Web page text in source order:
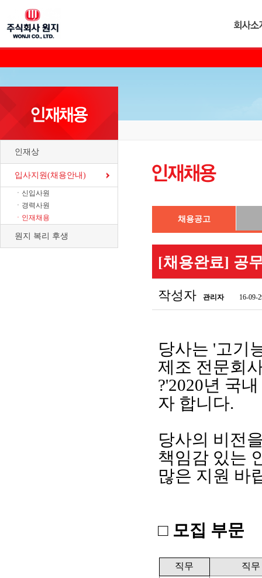
인재상
입사지원(채용안내)
ㆍ신입사원
ㆍ경력사원
ㆍ인재채용
원지 복리 후생
채용공고
[채용완료] 공
작성자 관리자 16-09-
당사는 '고기
제조 전문회
?'2020년 국
자 합니다.
당사의 비전
책임감 있는
많은 지원 바
□ 모집 부문
직무 직